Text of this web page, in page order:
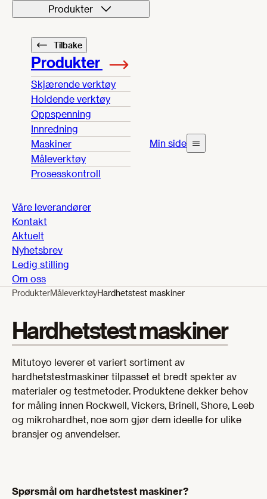
Produkter
Tilbake
Produkter
Skjærende verktøy
Holdende verktøy
Oppspenning
Innredning
Maskiner
Måleverktøy
Prosesskontroll
Våre leverandører
Kontakt
Aktuelt
Nyhetsbrev
Ledig stilling
Om oss
Min side
ProdukterMåleverktøyHardhetstest maskiner
Hardhetstest maskiner
Mitutoyo leverer et variert sortiment av
hardhetstestmaskiner tilpasset et bredt spekter av
materialer og testmetoder. Produktene dekker behov
for måling innen Rockwell, Vickers, Brinell, Shore, Leeb
og mikrohardhet, noe som gjør dem ideelle for ulike
bransjer og anvendelser.
Spørsmål om hardhetstest maskiner?